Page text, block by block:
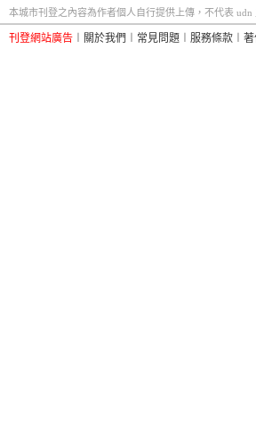
本城市刊登之內容為作者個人自行提供上傳，不代表 udn
刊登網站廣告 關於我們 常見問題 服務條款 著